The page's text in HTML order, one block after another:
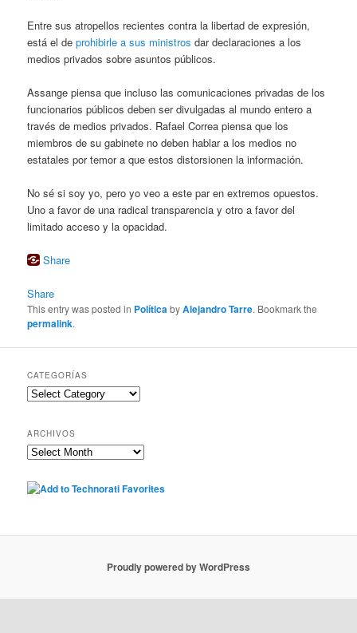
Entre sus atropellos recientes contra la libertad de expresión,
está el deprohibirle a sus ministros dar declaraciones a los
medios privados sobre asuntos públicos.
Assange piensa que incluso las comunicaciones privadas de los
funcionarios públicos deben ser divulgadas al mundo entero a
través de medios privados. Rafael Correa piensa que los
miembros de su gabinete no deben hablar a los medios no
estatales por temor a que estos distorsionen la información.
No sé si soy yo, pero yo veo a este par en extremos opuestos.
Uno a favor de una radical transparencia y otro a favor del
limitado acceso y la opacidad.
Share
Share
This entry was posted in PolíticabyAlejandro Tarre. Bookmark the
permalink.
CATEGORÍAS
Categorías
ARCHIVOS
Archivos
Proudly powered by WordPress